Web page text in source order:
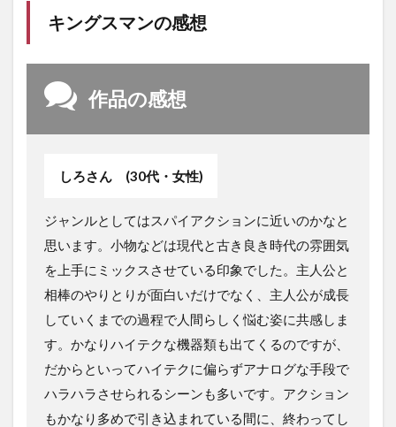
キングスマンの感想
作品の感想
しろさん (30代・女性)
ジャンルとしてはスパイアクションに近いのかなと
思います。小物などは現代と古き良き時代の雰囲気
を上手にミックスさせている印象でした。主人公と
相棒のやりとりが面白いだけでなく、主人公が成長
していくまでの過程で人間らしく悩む姿に共感しま
す。かなりハイテクな機器類も出てくるのですが、
だからといってハイテクに偏らずアナログな手段で
ハラハラさせられるシーンも多いです。アクション
もかなり多めで引き込まれている間に、終わってし